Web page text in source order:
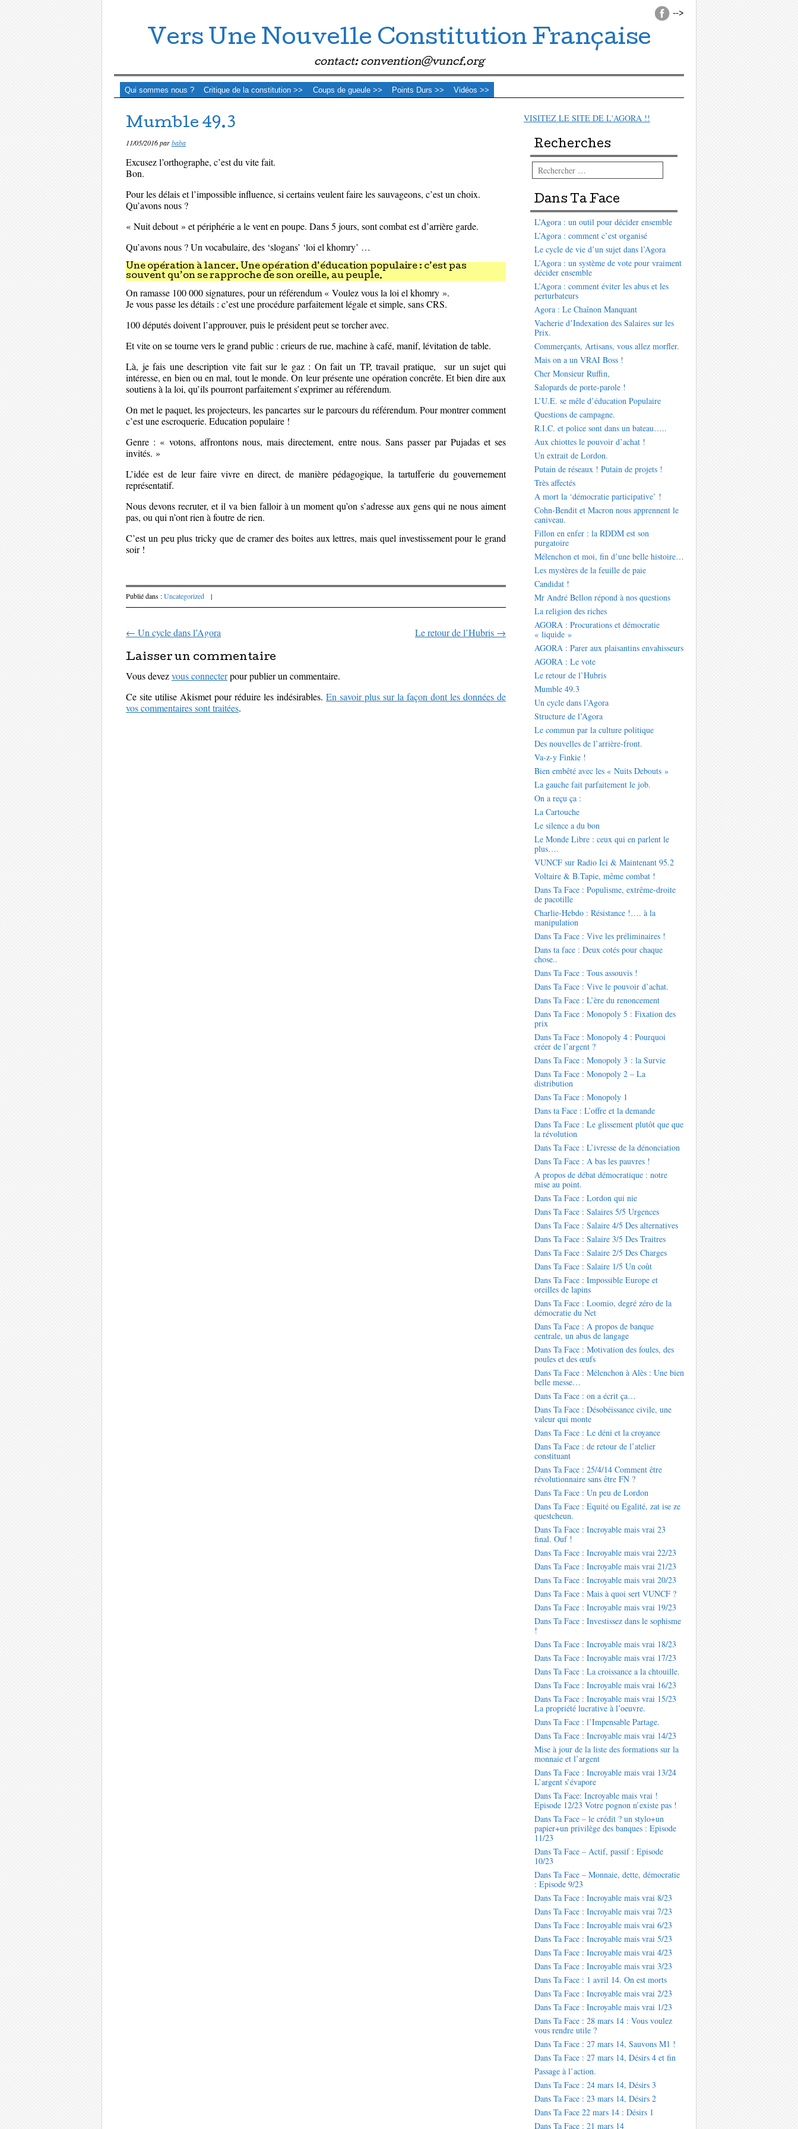
Vers Une Nouvelle Constitution Française
contact: convention@vuncf.org
Menu ☰
Passer directement au contenu
Qui sommes nous ? Critique de la constitution >> Coups de gueule >> Points Durs >> Vidéos >>
-->
Mumble 49.3
11/05/2016parbaba
Excusez l’orthographe, c’est du vite fait.
Bon.
Pour les délais et l’impossible influence, si certains veulent faire les sauvageons, c’est un choix.
Qu’avons nous ?
« Nuit debout » et périphérie a le vent en poupe. Dans 5 jours, sont combat est d’arrière garde.
Qu’avons nous ? Un vocabulaire, des ‘slogans’ ‘loi el khomry’ …
Une opération à lancer. Une opération d’éducation populaire : c’est pas
souvent qu’on se rapproche de son oreille, au peuple.
On ramasse 100 000 signatures, pour un référendum « Voulez vous la loi el khomry ».
Je vous passe les détails : c’est une procédure parfaitement légale et simple, sans CRS.
100 députés doivent l’approuver, puis le président peut se torcher avec.
Et vite on se tourne vers le grand public : crieurs de rue, machine à café, manif, lévitation de table.
Là, je fais une description vite fait sur le gaz : On fait un TP, travail pratique, sur un sujet qui
intéresse, en bien ou en mal, tout le monde. On leur présente une opération concrête. Et bien dire aux
soutiens à la loi, qu’ils pourront parfaitement s’exprimer au référendum.
On met le paquet, les projecteurs, les pancartes sur le parcours du référendum. Pour montrer comment
c’est une escroquerie. Education populaire !
Genre : « votons, affrontons nous, mais directement, entre nous. Sans passer par Pujadas et ses
invités. »
L’idée est de leur faire vivre en direct, de manière pédagogique, la tartufferie du gouvernement
représentatif.
Nous devons recruter, et il va bien falloir à un moment qu’on s’adresse aux gens qui ne nous aiment
pas, ou qui n’ont rien à foutre de rien.
C’est un peu plus tricky que de cramer des boites aux lettres, mais quel investissement pour le grand
soir !
Publié dans :Uncategorized |
Parcourir les articles
← Un cycle dans l’Agora Le retour de l’Hubris →
Laisser un commentaire
Vous devezvous connecterpour publier un commentaire.
Ce site utilise Akismet pour réduire les indésirables. En savoir plus sur la façon dont les données de
vos commentaires sont traitées.
VISITEZ LE SITE DE L'AGORA !!
Recherches
Rechercher
Dans Ta Face
L’Agora : un outil pour décider ensemble
L’Agora : comment c’est organisé
Le cycle de vie d’un sujet dans l’Agora
L’Agora : un système de vote pour vraiment
décider ensemble
L’Agora : comment éviter les abus et les
perturbateurs
Agora : Le Chaînon Manquant
Vacherie d’Indexation des Salaires sur les
Prix.
Commerçants, Artisans, vous allez morfler.
Mais on a un VRAI Boss !
Cher Monsieur Ruffin,
Salopards de porte-parole !
L’U.E. se mêle d’éducation Populaire
Questions de campagne.
R.I.C. et police sont dans un bateau…..
Aux chiottes le pouvoir d’achat !
Un extrait de Lordon.
Putain de réseaux ! Putain de projets !
Très affectés
A mort la ‘démocratie participative’ !
Cohn-Bendit et Macron nous apprennent le
caniveau.
Fillon en enfer : la RDDM est son
purgatoire
Mélenchon et moi, fin d’une belle histoire…
Les mystères de la feuille de paie
Candidat !
Mr André Bellon répond à nos questions
La religion des riches
AGORA : Procurations et démocratie
« liquide »
AGORA : Parer aux plaisantins envahisseurs
AGORA : Le vote
Le retour de l’Hubris
Mumble 49.3
Un cycle dans l’Agora
Structure de l’Agora
Le commun par la culture politique
Des nouvelles de l’arrière-front.
Va-z-y Finkie !
Bien embêté avec les « Nuits Debouts »
La gauche fait parfaitement le job.
On a reçu ça :
La Cartouche
Le silence a du bon
Le Monde Libre : ceux qui en parlent le
plus….
VUNCF sur Radio Ici & Maintenant 95.2
Voltaire & B.Tapie, même combat !
Dans Ta Face : Populisme, extrême-droite
de pacotille
Charlie-Hebdo : Résistance !…. à la
manipulation
Dans Ta Face : Vive les préliminaires !
Dans ta face : Deux cotés pour chaque
chose..
Dans Ta Face : Tous assouvis !
Dans Ta Face : Vive le pouvoir d’achat.
Dans Ta Face : L’ère du renoncement
Dans Ta Face : Monopoly 5 : Fixation des
prix
Dans Ta Face : Monopoly 4 : Pourquoi
créer de l’argent ?
Dans Ta Face : Monopoly 3 : la Survie
Dans Ta Face : Monopoly 2 – La
distribution
Dans Ta Face : Monopoly 1
Dans ta Face : L’offre et la demande
Dans Ta Face : Le glissement plutôt que que
la révolution
Dans Ta Face : L’ivresse de la dénonciation
Dans Ta Face : A bas les pauvres !
A propos de débat démocratique : notre
mise au point.
Dans Ta Face : Lordon qui nie
Dans Ta Face : Salaires 5/5 Urgences
Dans Ta Face : Salaire 4/5 Des alternatives
Dans Ta Face : Salaire 3/5 Des Traitres
Dans Ta Face : Salaire 2/5 Des Charges
Dans Ta Face : Salaire 1/5 Un coût
Dans Ta Face : Impossible Europe et
oreilles de lapins
Dans Ta Face : Loomio, degré zéro de la
démocratie du Net
Dans Ta Face : A propos de banque
centrale, un abus de langage
Dans Ta Face : Motivation des foules, des
poules et des œufs
Dans Ta Face : Mélenchon à Alès : Une bien
belle messe…
Dans Ta Face : on a écrit ça…
Dans Ta Face : Désobéissance civile, une
valeur qui monte
Dans Ta Face : Le déni et la croyance
Dans Ta Face : de retour de l’atelier
constituant
Dans Ta Face : 25/4/14 Comment être
révolutionnaire sans être FN ?
Dans Ta Face : Un peu de Lordon
Dans Ta Face : Equité ou Egalité, zat ise ze
questcheun.
Dans Ta Face : Incroyable mais vrai 23
final. Ouf !
Dans Ta Face : Incroyable mais vrai 22/23
Dans Ta Face : Incroyable mais vrai 21/23
Dans Ta Face : Incroyable mais vrai 20/23
Dans Ta Face : Mais à quoi sert VUNCF ?
Dans Ta Face : Incroyable mais vrai 19/23
Dans Ta Face : Investissez dans le sophisme
!
Dans Ta Face : Incroyable mais vrai 18/23
Dans Ta Face : Incroyable mais vrai 17/23
Dans Ta Face : La croissance a la chtouille.
Dans Ta Face : Incroyable mais vrai 16/23
Dans Ta Face : Incroyable mais vrai 15/23
La propriété lucrative à l’oeuvre.
Dans Ta Face : l’Impensable Partage.
Dans Ta Face : Incroyable mais vrai 14/23
Mise à jour de la liste des formations sur la
monnaie et l’argent
Dans Ta Face : Incroyable mais vrai 13/24
L’argent s’évapore
Dans Ta Face: Incroyable mais vrai !
Episode 12/23 Votre pognon n’existe pas !
Dans Ta Face – le crédit ? un stylo+un
papier+un privilège des banques : Episode
11/23
Dans Ta Face – Actif, passif : Episode
10/23
Dans Ta Face – Monnaie, dette, démocratie
: Episode 9/23
Dans Ta Face : Incroyable mais vrai 8/23
Dans Ta Face : Incroyable mais vrai 7/23
Dans Ta Face : Incroyable mais vrai 6/23
Dans Ta Face : Incroyable mais vrai 5/23
Dans Ta Face : Incroyable mais vrai 4/23
Dans Ta Face : Incroyable mais vrai 3/23
Dans Ta Face : 1 avril 14. On est morts
Dans Ta Face : Incroyable mais vrai 2/23
Dans Ta Face : Incroyable mais vrai 1/23
Dans Ta Face : 28 mars 14 : Vous voulez
vous rendre utile ?
Dans Ta Face : 27 mars 14, Sauvons M1 !
Dans Ta Face : 27 mars 14, Désirs 4 et fin
Passage à l’action.
Dans Ta Face : 24 mars 14, Désirs 3
Dans Ta Face : 23 mars 14, Désirs 2
Dans Ta Face 22 mars 14 : Désirs 1
Dans Ta Face : 21 mars 14